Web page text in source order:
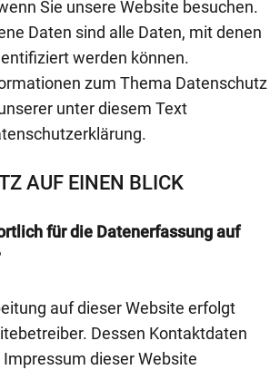
Sie unsere Website besuchen.
Daten sind alle Daten, mit denen
werden können.
zum Thema Datenschutz
unter diesem Text
AUF EINEN BLICK
für die Datenerfassung auf
auf dieser Website erfolgt
Dessen Kontaktdaten
Impressum dieser Website